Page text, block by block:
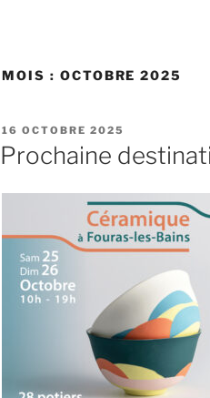
MOIS : OCTOBRE 2025
PUBLIÉ
LE
16 OCTOBRE 2025
Prochaine